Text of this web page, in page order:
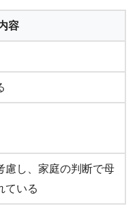
容
慮し、家庭の判断で母
ている